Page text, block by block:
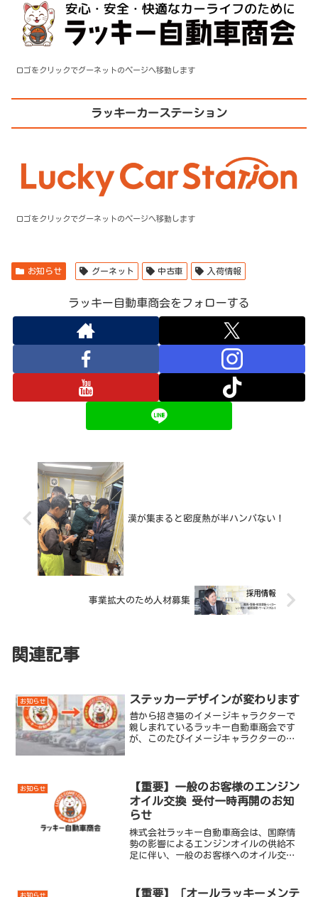
ロゴをクリックでグーネットのページへ移動します
ラッキーカーステーション
ロゴをクリックでグーネットのページへ移動します
お知らせ グーネット 中古車 入荷情報
ラッキー自動車商会をフォローする
漢が集まると密度熱が半ハンパない！
事業拡大のため人材募集
関連記事
お知らせ ステッカーデザインが変わります
昔から招き猫のイメージキャラクターで
親しまれているラッキー自動車商会です
が、このたびイメージキャラクターのデ
この招き猫、みなさん...
お知らせ
【重要】一般のお客様のエンジン
オイル交換 受付一時再開のお知
らせ
株式会社ラッキー自動車商会は、国際情
勢の影響によるエンジンオイルの供給不
足に伴い、一般のお客様へのオイル交換
したことを、深くお詫び申し上げます。
お知らせ
【重要】「オールラッキーメンテ